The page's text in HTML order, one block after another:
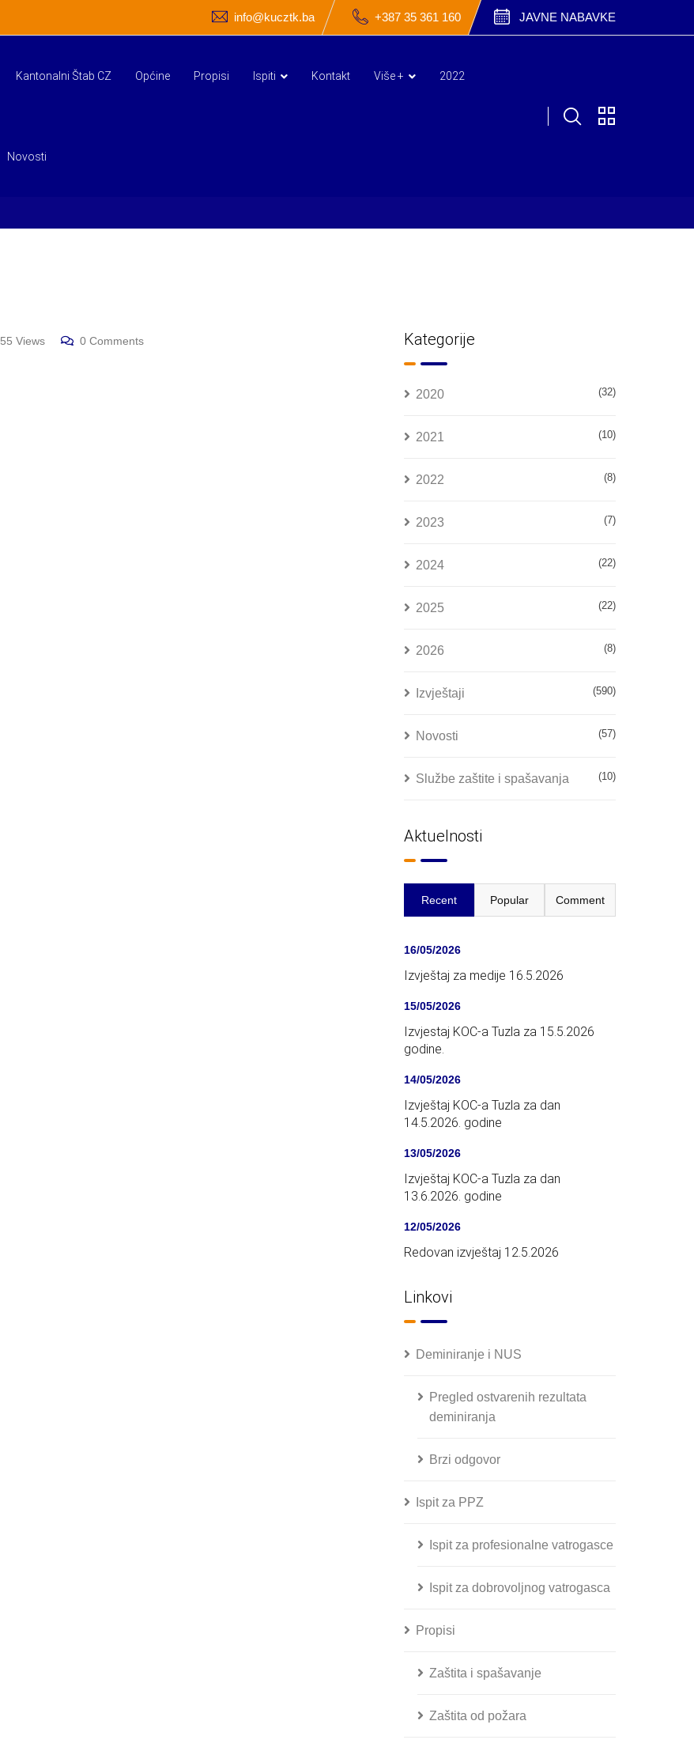
info@kucztk.ba +387 35 361 160 JAVNE NABAVKE
Kantonalni Štab CZ Općine Propisi Ispiti Kontakt Više + 2022
Novosti
55 Views 0 Comments Kategorije
2020 (32)
2021 (10)
2022 (8)
2023 (7)
2024 (22)
2025 (22)
2026 (8)
Izvještaji (590)
Novosti (57)
Službe zaštite i spašavanja (10)
Aktuelnosti
Recent Popular Comment
16/05/2026
Izvještaj za medije 16.5.2026
15/05/2026
Izvjestaj KOC-a Tuzla za 15.5.2026
godine.
14/05/2026
Izvještaj KOC-a Tuzla za dan
14.5.2026. godine
13/05/2026
Izvještaj KOC-a Tuzla za dan
13.6.2026. godine
12/05/2026
Redovan izvještaj 12.5.2026
Linkovi
Deminiranje i NUS
Pregled ostvarenih rezultata
deminiranja
Brzi odgovor
Ispit za PPZ
Ispit za profesionalne vatrogasce
Ispit za dobrovoljnog vatrogasca
Propisi
Zaštita i spašavanje
Zaštita od požara